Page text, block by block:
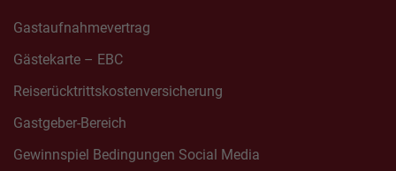
Gastaufnahmevertrag
Gästekarte – EBC
Reiserücktrittskostenversicherung
Gastgeber-Bereich
Gewinnspiel Bedingungen Social Media